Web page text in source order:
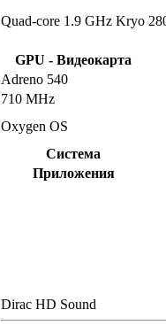
Quad-core 1.9 GHz Kryo
GPU - Видеокарта
Adreno 540
710 MHz
Oxygen OS
Система
Приложения
Dirac HD Sound